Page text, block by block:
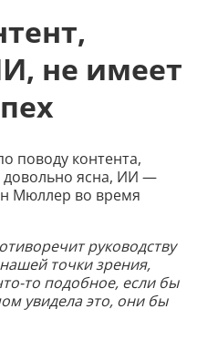
не имеет
поводу контента,
ясна, ИИ —
Мюллер во время
руководству
точки зрения,
то подобное, если бы
увидела это, они бы